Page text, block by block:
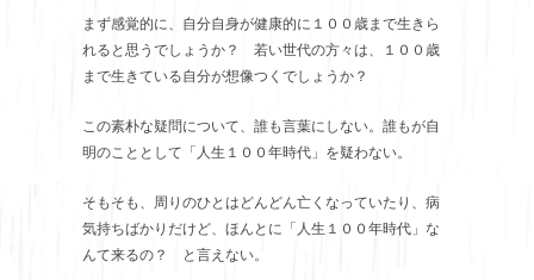
まず感覚的に、自分自身が健康的に１００歳まで生きら
れると思うでしょうか？ 若い世代の方々は、１００歳
まで生きている自分が想像つくでしょうか？
この素朴な疑問について、誰も言葉にしない。誰もが自
明のこととして「人生１００年時代」を疑わない。
そもそも、周りのひとはどんどん亡くなっていたり、病
気持ちばかりだけど、ほんとに「人生１００年時代」な
んて来るの？ と言えない。